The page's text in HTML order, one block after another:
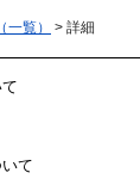
覧） > 詳細
て